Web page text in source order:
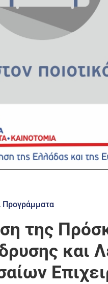
Προγράμματα
της
και